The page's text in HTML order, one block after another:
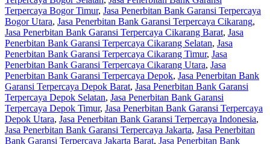
Terpercaya Bogor Timur, Jasa Penerbitan Bank Garansi Terpercaya
Bogor Utara, Jasa Penerbitan Bank Garansi Terpercaya Cikarang,
Jasa Penerbitan Bank Garansi Terpercaya Cikarang Barat, Jasa
Penerbitan Bank Garansi Terpercaya Cikarang Selatan, Jasa
Penerbitan Bank Garansi Terpercaya Cikarang Timur, Jasa
Penerbitan Bank Garansi Terpercaya Cikarang Utara, Jasa
Penerbitan Bank Garansi Terpercaya Depok, Jasa Penerbitan Bank
Garansi Terpercaya Depok Barat, Jasa Penerbitan Bank Garansi
Terpercaya Depok Selatan, Jasa Penerbitan Bank Garansi
Terpercaya Depok Timur, Jasa Penerbitan Bank Garansi Terpercaya
Depok Utara, Jasa Penerbitan Bank Garansi Terpercaya Indonesia,
Jasa Penerbitan Bank Garansi Terpercaya Jakarta, Jasa Penerbitan
Bank Garansi Terpercaya Jakarta Barat, Jasa Penerbitan Bank